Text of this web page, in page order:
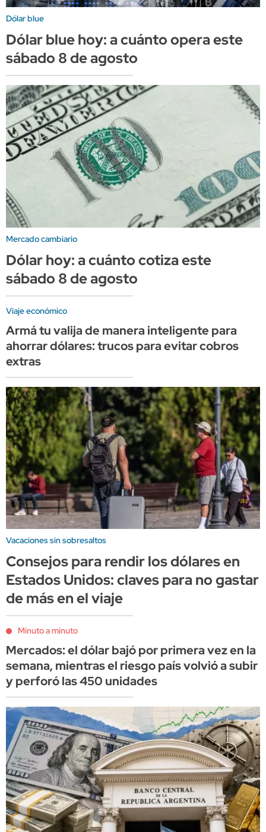
Dólar blue
Dólar blue hoy: a cuánto opera este
sábado 8 de agosto
Mercado cambiario
Dólar hoy: a cuánto cotiza este
sábado 8 de agosto
Viaje económico
Armá tu valija de manera inteligente para
ahorrar dólares: trucos para evitar cobros
extras
Vacaciones sin sobresaltos
Consejos para rendir los dólares en
Estados Unidos: claves para no gastar
de más en el viaje
Minuto a minuto
Mercados: el dólar bajó por primera vez en la
semana, mientras el riesgo país volvió a subir
y perforó las 450 unidades